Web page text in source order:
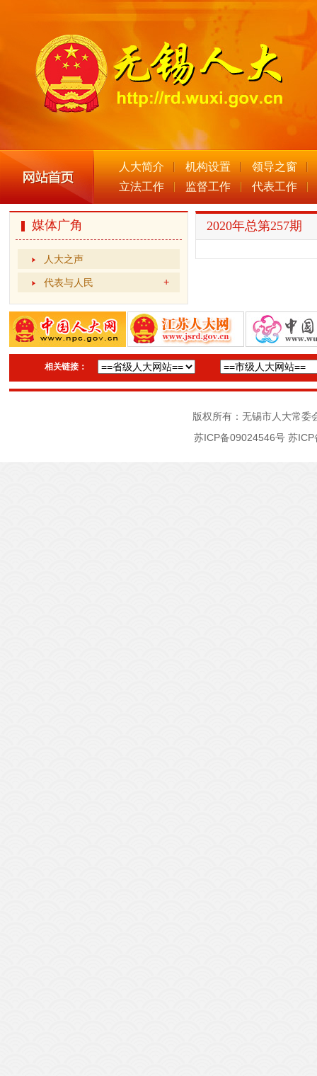
人大简介 机构设置
领导之窗
立法工作
监督工作 代表工作
媒体广角
人大之声
代表与人民
2020年总第257期
相关链接：
版权所有：无锡市人大常
苏ICP备09024546号 苏ICP